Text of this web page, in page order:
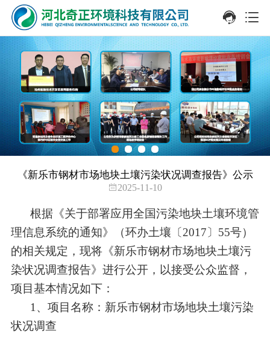
《新乐市钢材市场地块土壤污染状况调查报告》公示
2025-11-10
根据《关于部署应用全国污染地块土壤环境管
理信息系统的通知》（环办土壤〔2017〕 55号）
的相关规定，现将《新乐市钢材市场地块土壤污
染状况调查报告》进行公开，以接受公众监督，
项目基本情况如下：
1 、项目名称：新乐市钢材市场地块土壤污染
状况调查